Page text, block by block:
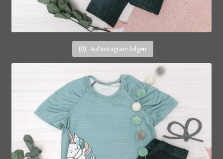
Auf Instagram folgen